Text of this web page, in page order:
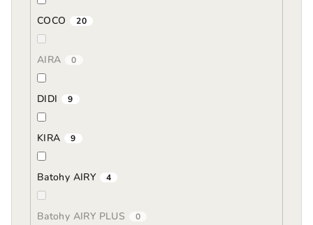
COCO 20
AIRA 0
DIDI 9
KIRA 9
Batohy AIRY 4
Batohy AIRY PLUS 0